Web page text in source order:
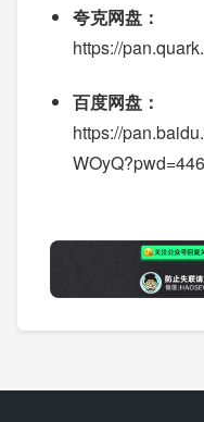
夸克网盘：
https://
百度网盘：
https://